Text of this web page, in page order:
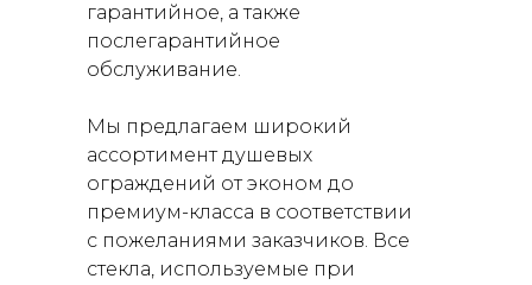
гарантийное, а также
послегарантийное
обслуживание.
Мы предлагаем широкий
ассортимент душевых
ограждений от эконом до
премиум-класса в соответствии
с пожеланиями заказчиков. Все
стекла, используемые при